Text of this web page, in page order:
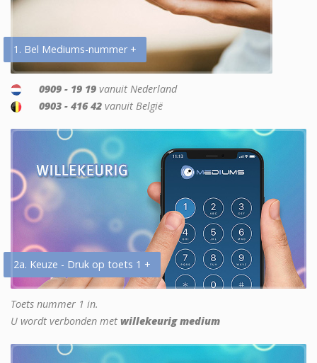
1. Bel Mediums-nummer +
0909 - 19 19 vanuit Nederland
0903 - 416 42 vanuit België
2a. Keuze - Druk op toets 1 +
Toets nummer 1 in.
U wordt verbonden met willekeurig medium